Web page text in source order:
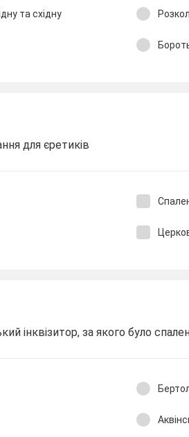
та східну
для єретиків
інквізитор, за якого було